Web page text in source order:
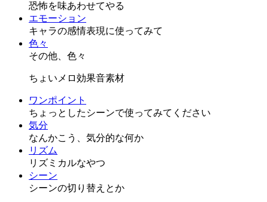
恐怖を味あわせてやる
エモーション
キャラの感情表現に使ってみて
色々
その他、色々
ちょいメロ効果音素材
ワンポイント
ちょっとしたシーンで使ってみてください
気分
なんかこう、気分的な何か
リズム
リズミカルなやつ
シーン
シーンの切り替えとか